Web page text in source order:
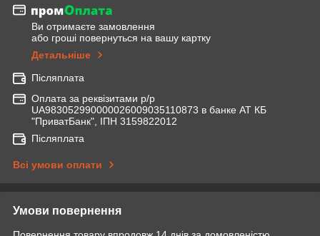
Ви отримаєте замовлення
або гроші повернуться на вашу картку
Детальніше
Післяплата
Оплата за реквізитами р/р
UA983052990000026009035110873 в банке АТ КБ
"ПриватБанк", ІПН 3159822012
Післяплата
Всі умови оплати
Умови повернення